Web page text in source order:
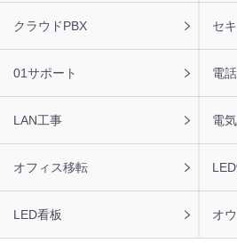
クラウドPBX セ
01サポート 電
LAN工事 電
オフィス移転
LED看板 オ